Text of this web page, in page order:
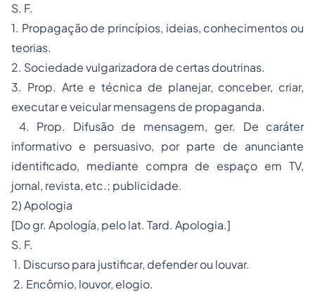
S. F.
1. Propagação de princípios, ideias, conhecimentos ou
teorias.
2. Sociedade vulgarizadora de certas doutrinas.
3. Prop. Arte e técnica de planejar, conceber, criar,
executar e veicular mensagens de propaganda.
4. Prop. Difusão de mensagem, ger. De caráter
informativo e persuasivo, por parte de anunciante
identificado, mediante compra de espaço em TV,
jornal, revista, etc.; publicidade.
2) Apologia
[Do gr. Apología, pelo lat. Tard. Apologia.]
S. F.
1. Discurso para justificar, defender ou louvar.
2. Encômio, louvor, elogio.